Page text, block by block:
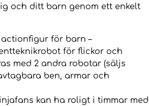
och ditt barn genom ett enkelt
för barn –
för flickor och
med 2 andra robotar (säljs
ben, armar och
kan ha roligt i timmar med